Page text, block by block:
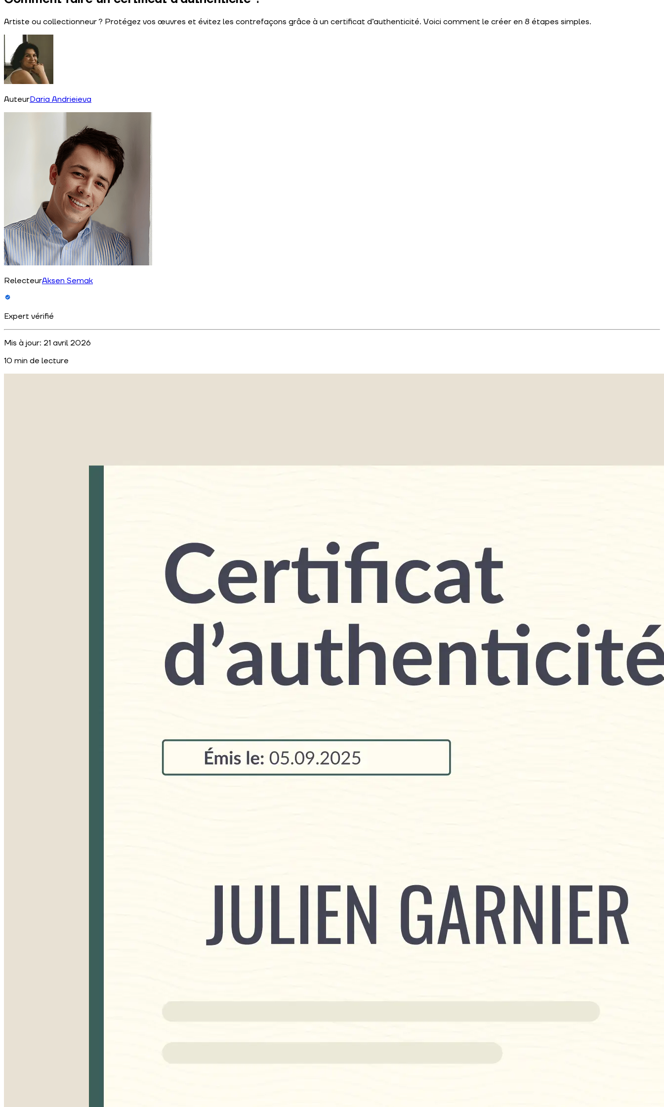
Artiste ou collectionneur ? Protégez vos œuvres et évitez les contrefaçons grâce à un certificat d’authenticité. Voici comment le créer en 8 étapes simples.
AuteurDaria Andrieieva
RelecteurAksen Semak
Expert vérifié
Mis à jour: 21 avril 2026
10 min de lecture